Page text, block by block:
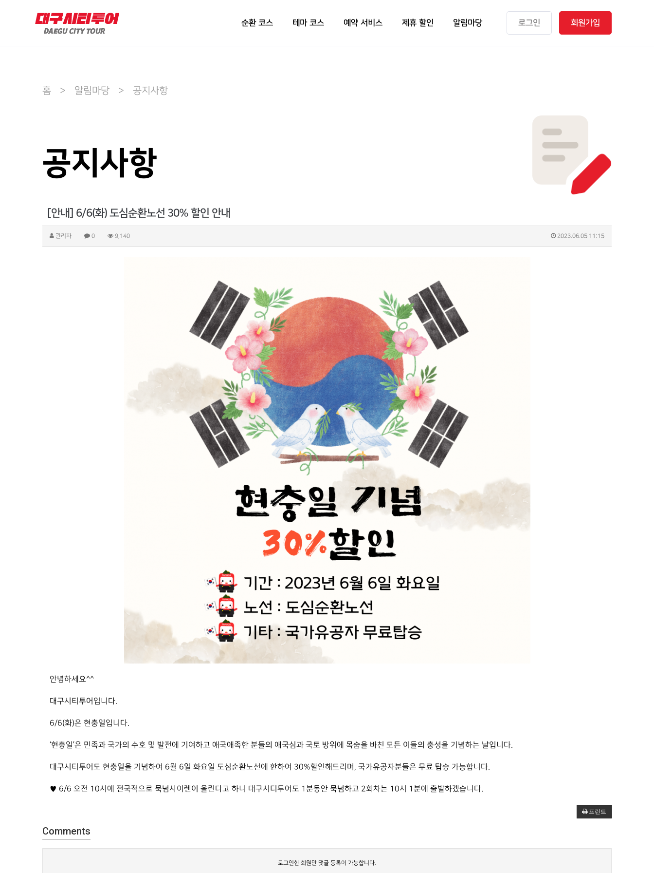
순환 코스 테마 코스 예약 서비스 제휴 할인 알림마당 로그인 회원가입
홈 > 알림마당 > 공지사항
공지사항
[안내] 6/6(화) 도심순환노선 30% 할인 안내
관리자 0 9,140 2023.06.05 11:15
안녕하세요^^
대구시티투어입니다.
6/6(화)은 현충일입니다.
‘현충일’은 민족과 국가의 수호 및 발전에 기여하고 애국애족한 분들의 애국심과 국토 방위에 목숨을 바친 모든 이들의 충성을 기념하는 날입니다.
대구시티투어도 현충일을 기념하여 6월 6일 화요일 도심순환노선에 한하여 30%할인해드리며, 국가유공자분들은 무료 탑승 가능합니다.
♥ 6/6 오전 10시에 전국적으로 묵념사이렌이 울린다고 하니 대구시티투어도 1분동안 묵념하고 2회차는 10시 1분에 출발하겠습니다.
프린트
Comments
로그인한 회원만 댓글 등록이 가능합니다.